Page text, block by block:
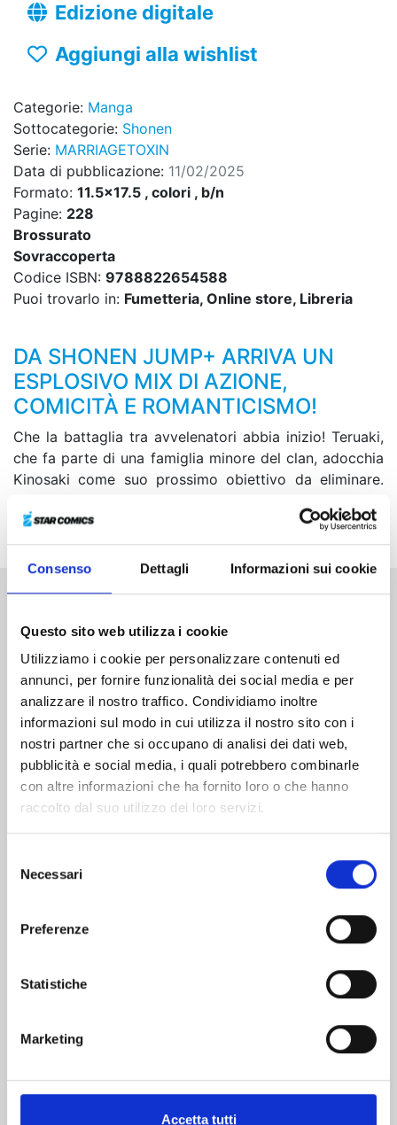
Consenso Dettagli Informazioni sui cookie
Questo sito web utilizza i cookie
Utilizziamo i cookie per personalizzare contenuti ed
annunci, per fornire funzionalità dei social media e per
analizzare il nostro traffico. Condividiamo inoltre
informazioni sul modo in cui utilizza il nostro sito con i
nostri partner che si occupano di analisi dei dati web,
pubblicità e social media, i quali potrebbero combinarle
con altre informazioni che ha fornito loro o che hanno
raccolto dal suo utilizzo dei loro servizi.
delNecessari
Preferenze
Statistiche
Marketing
Accetta tutti
Edizione digitale
Aggiungi alla wishlist
Categorie: Manga
Sottocategorie: Shonen
Serie: MARRIAGETOXIN
Data di pubblicazione: 11/02/2025
Formato: 11.5x17.5 , colori , b/n
Pagine: 228
Brossurato
Sovraccoperta
Codice ISBN: 9788822654588
Puoi trovarlo in: Fumetteria, Online store, Libreria
DA SHONEN JUMP+ ARRIVA UN
ESPLOSIVO MIX DI AZIONE,
COMICITÀ E ROMANTICISMO!
Che la battaglia tra avvelenatori abbia inizio! Teruaki,
che fa parte di una famiglia minore del clan, adocchia
Kinosaki come suo prossimo obiettivo da eliminare.
a proteggere il suo consulente matrimoniale?
Altri volumi della serie